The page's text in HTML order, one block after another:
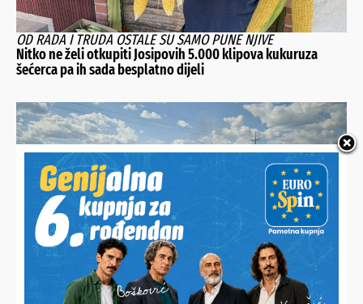
OD RADA I TRUDA OSTALE SU SAMO PUNE NJIVE
Nitko ne želi otkupiti Josipovih 5.000 klipova kukuruza
šećerca pa ih sada besplatno dijeli
IGNORIRAO UPOZORENJA VATROGASACA
Palio stari trosjed pa zapalio susjedov pašnjak